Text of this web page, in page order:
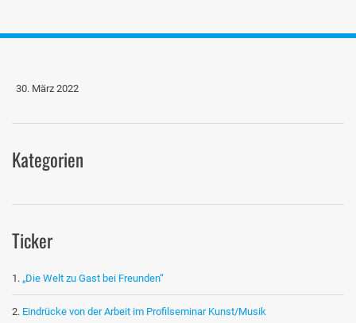
30. März 2022
Kategorien
Ticker
„Die Welt zu Gast bei Freunden“
Eindrücke von der Arbeit im Profilseminar Kunst/Musik